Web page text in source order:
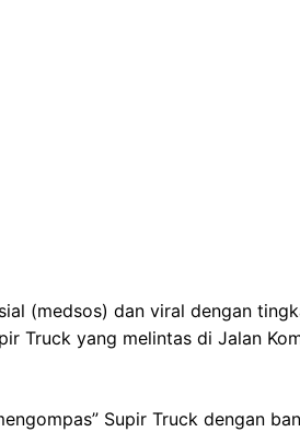
(medsos) dan viral dengan
Truck yang melintas di Jalan
Supir Truck dengan